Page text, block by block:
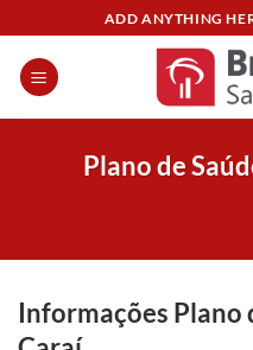
content
ADD ANYTHING
Plano de
Informações Plano